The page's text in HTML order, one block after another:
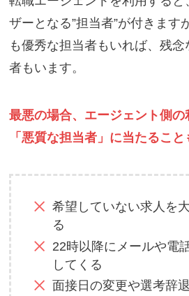
ザーとなる”担当者”が付きます
も優秀な担当者もいれば、残
者もいます。
最悪の場合、エージェント側
「悪質な担当者」に当たること
希望していない求人を
る
22時以降にメールや電
してくる
面接日の変更や選考辞